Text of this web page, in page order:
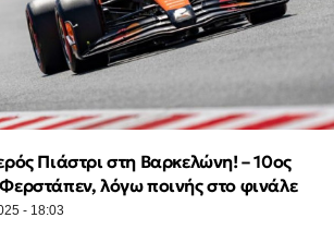
Πιάστρι στη Βαρκελώνη! – 10ος
λόγω ποινής στο φινάλε
- 18:03